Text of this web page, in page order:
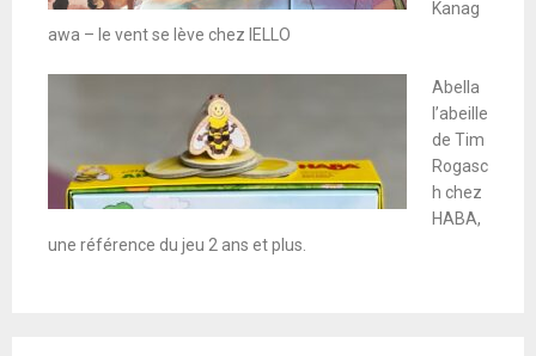
Kanag
awa – le vent se lève chez IELLO
Abella
l’abeille
de Tim
Rogasc
h chez
HABA,
une référence du jeu 2 ans et plus.